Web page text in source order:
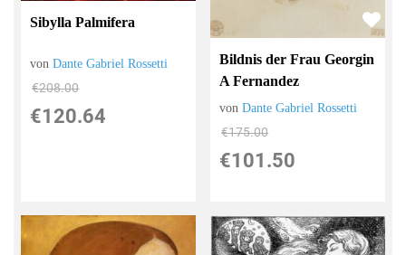
Sibylla Palmifera
vonDante Gabriel Rossetti
€208.00
€120.64
Bildnis der Frau Georgin
A Fernandez
vonDante Gabriel Rossetti
€175.00
€101.50